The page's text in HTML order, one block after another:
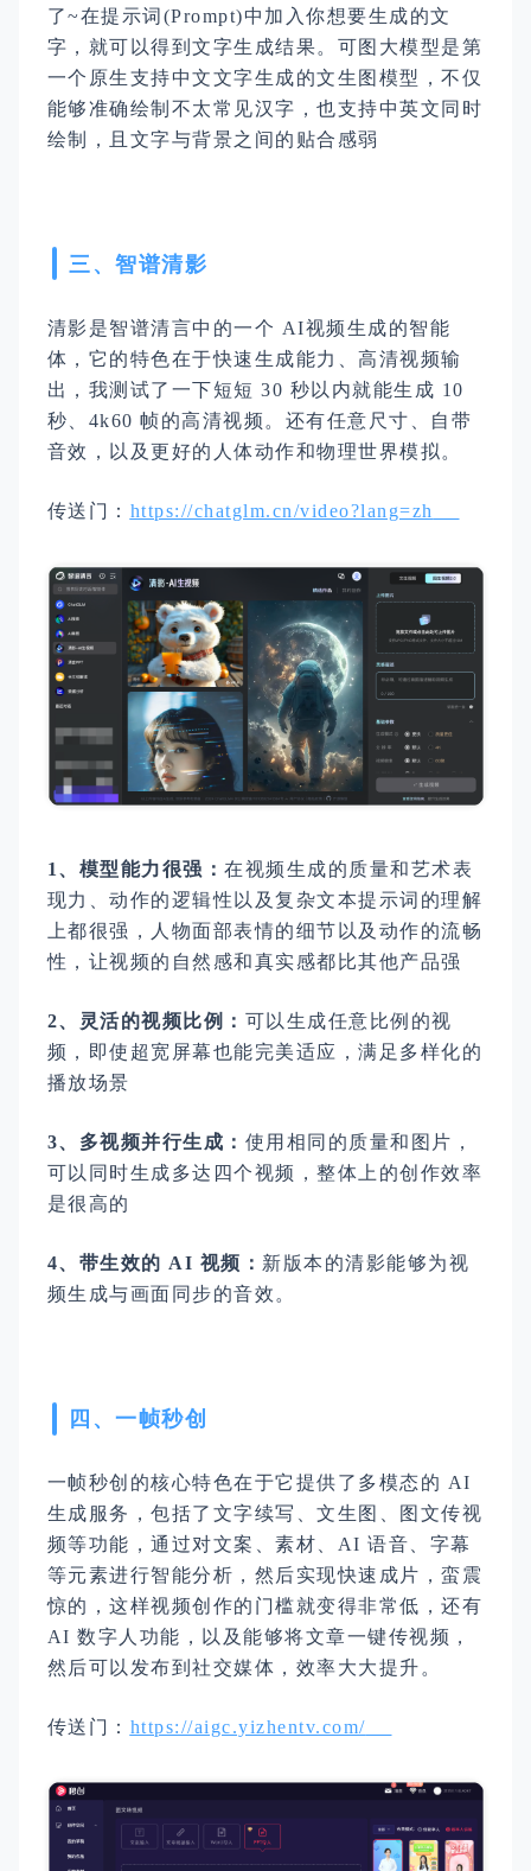
了~在提示词(Prompt)中加入你想要生成的文
字，就可以得到文字生成结果。可图大模型是第
一个原生支持中文文字生成的文生图模型，不仅
能够准确绘制不太常见汉字，也支持中英文同时
绘制，且文字与背景之间的贴合感弱
三、智谱清影
清影是智谱清言中的一个 AI视频生成的智能
体，它的特色在于快速生成能力、高清视频输
出，我测试了一下短短 30 秒以内就能生成 10
秒、4k60 帧的高清视频。还有任意尺寸、自带
音效，以及更好的人体动作和物理世界模拟。
传送门： https://chatglm.cn/video?lang=zh
1、模型能力很强： 在视频生成的质量和艺术表
现力、动作的逻辑性以及复杂文本提示词的理解
上都很强，人物面部表情的细节以及动作的流畅
性，让视频的自然感和真实感都比其他产品强
2、灵活的视频比例： 可以生成任意比例的视
频，即使超宽屏幕也能完美适应，满足多样化的
播放场景
3、多视频并行生成： 使用相同的质量和图片，
可以同时生成多达四个视频，整体上的创作效率
是很高的
4、带生效的 AI 视频： 新版本的清影能够为视
频生成与画面同步的音效。
四、一帧秒创
一帧秒创的核心特色在于它提供了多模态的 AI
生成服务，包括了文字续写、文生图、图文传视
频等功能，通过对文案、素材、AI 语音、字幕
等元素进行智能分析，然后实现快速成片，蛮震
惊的，这样视频创作的门槛就变得非常低，还有
AI 数字人功能，以及能够将文章一键传视频，
然后可以发布到社交媒体，效率大大提升。
传送门： https://aigc.yizhentv.com/